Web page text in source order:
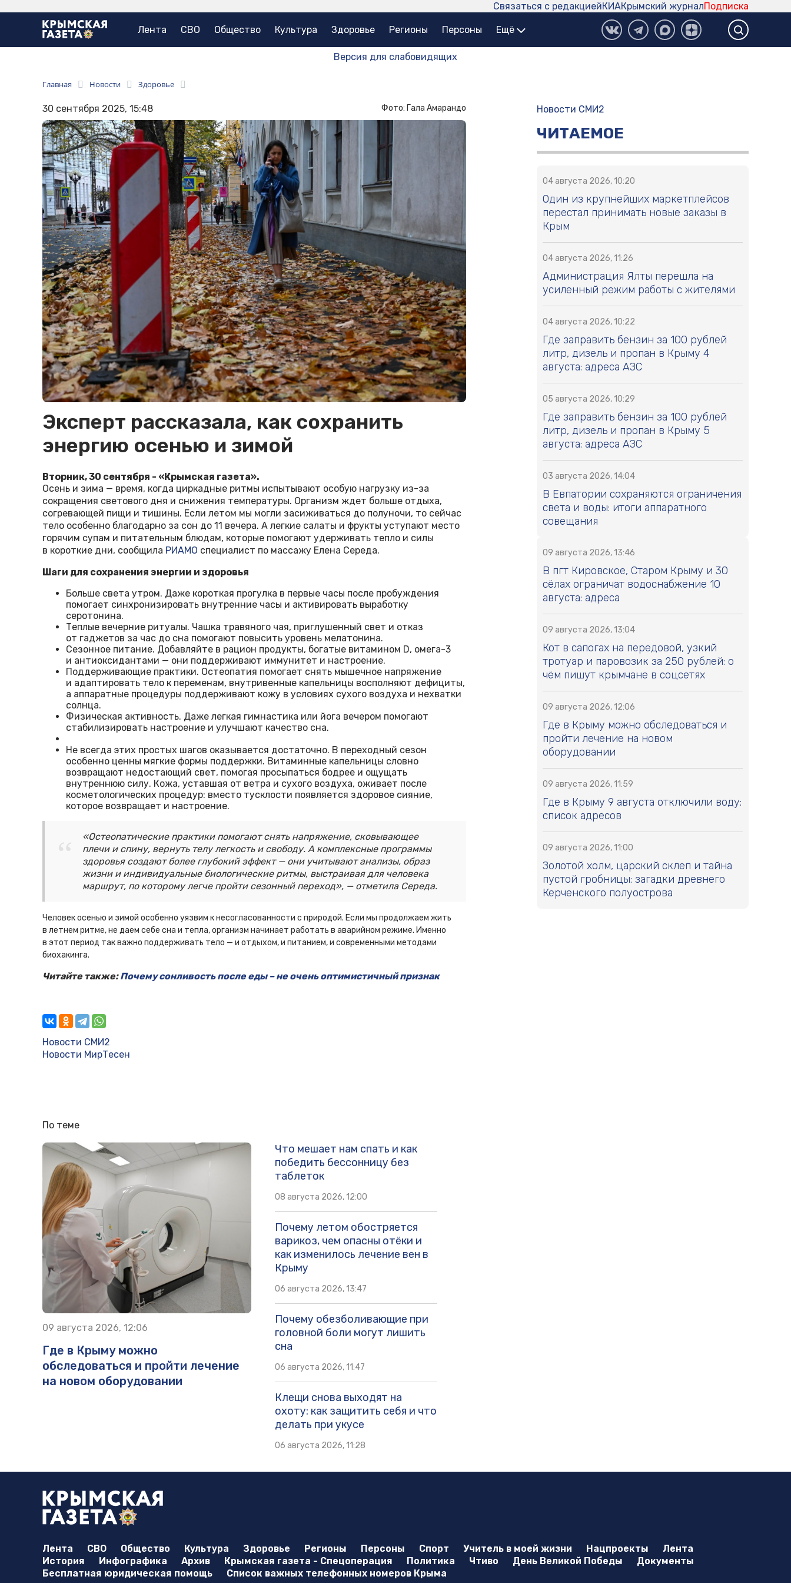
Подписка
Крымский журнал
КИА
Связаться с редакцией
Лента СВО Общество Культура Здоровье Регионы Персоны Ещё
Версия для слабовидящих
Главная Новости Здоровье
30 сентября 2025, 15:48 Фото: Гала Амарандо
Эксперт рассказала, как сохранить
энергию осенью и зимой
Вторник, 30 сентября - «Крымская газета».
Осень и зима — время, когда циркадные ритмы испытывают особую нагрузку из-за
сокращения светового дня и снижения температуры. Организм ждет больше отдыха,
согревающей пищи и тишины. Если летом мы могли засиживаться до полуночи, то сейчас
тело особенно благодарно за сон до 11 вечера. А легкие салаты и фрукты уступают место
горячим супам и питательным блюдам, которые помогают удерживать тепло и силы
в короткие дни, сообщила РИАМО специалист по массажу Елена Середа.
Шаги для сохранения энергии и здоровья
Больше света утром. Даже короткая прогулка в первые часы после пробуждения
помогает синхронизировать внутренние часы и активировать выработку
серотонина.
Теплые вечерние ритуалы. Чашка травяного чая, приглушенный свет и отказ
от гаджетов за час до сна помогают повысить уровень мелатонина.
Сезонное питание. Добавляйте в рацион продукты, богатые витамином D, омега-3
и антиоксидантами — они поддерживают иммунитет и настроение.
Поддерживающие практики. Остеопатия помогает снять мышечное напряжение
и адаптировать тело к переменам, внутривенные капельницы восполняют дефициты,
а аппаратные процедуры поддерживают кожу в условиях сухого воздуха и нехватки
солнца.
Физическая активность. Даже легкая гимнастика или йога вечером помогают
стабилизировать настроение и улучшают качество сна.
Не всегда этих простых шагов оказывается достаточно. В переходный сезон
особенно ценны мягкие формы поддержки. Витаминные капельницы словно
возвращают недостающий свет, помогая просыпаться бодрее и ощущать
внутреннюю силу. Кожа, уставшая от ветра и сухого воздуха, оживает после
косметологических процедур: вместо тусклости появляется здоровое сияние,
которое возвращает и настроение.
«Остеопатические практики помогают снять напряжение, сковывающее
плечи и спину, вернуть телу легкость и свободу. А комплексные программы
здоровья создают более глубокий эффект — они учитывают анализы, образ
жизни и индивидуальные биологические ритмы, выстраивая для человека
маршрут, по которому легче пройти сезонный переход», — отметила Середа.
Человек осенью и зимой особенно уязвим к несогласованности с природой. Если мы продолжаем жить
в летнем ритме, не даем себе сна и тепла, организм начинает работать в аварийном режиме. Именно
в этот период так важно поддерживать тело — и отдыхом, и питанием, и современными методами
биохакинга.
Читайте также:Почему сонливость после еды – не очень оптимистичный признак
Новости СМИ2
Новости МирТесен
По теме
09 августа 2026, 12:06
Где в Крыму можно
обследоваться и пройти лечение
на новом оборудовании
Что мешает нам спать и как
победить бессонницу без
таблеток
08 августа 2026, 12:00
Почему летом обостряется
варикоз, чем опасны отёки и
как изменилось лечение вен в
Крыму
06 августа 2026, 13:47
Почему обезболивающие при
головной боли могут лишить
сна
06 августа 2026, 11:47
Клещи снова выходят на
охоту: как защитить себя и что
делать при укусе
06 августа 2026, 11:28
Новости СМИ2
ЧИТАЕМОЕ
04 августа 2026, 10:20
Один из крупнейших маркетплейсов
перестал принимать новые заказы в
Крым
04 августа 2026, 11:26
Администрация Ялты перешла на
усиленный режим работы с жителями
04 августа 2026, 10:22
Где заправить бензин за 100 рублей
литр, дизель и пропан в Крыму 4
августа: адреса АЗС
05 августа 2026, 10:29
Где заправить бензин за 100 рублей
литр, дизель и пропан в Крыму 5
августа: адреса АЗС
03 августа 2026, 14:04
В Евпатории сохраняются ограничения
света и воды: итоги аппаратного
совещания
09 августа 2026, 13:46
В пгт Кировское, Старом Крыму и 30
сёлах ограничат водоснабжение 10
августа: адреса
09 августа 2026, 13:04
Кот в сапогах на передовой, узкий
тротуар и паровозик за 250 рублей: о
чём пишут крымчане в соцсетях
09 августа 2026, 12:06
Где в Крыму можно обследоваться и
пройти лечение на новом
оборудовании
09 августа 2026, 11:59
Где в Крыму 9 августа отключили воду:
список адресов
09 августа 2026, 11:00
Золотой холм, царский склеп и тайна
пустой гробницы: загадки древнего
Керченского полуострова
Лента СВО Общество Культура Здоровье Регионы Персоны Спорт Учитель в моей жизни Нацпроекты
Лента
История
Инфографика Архив Крымская газета - Спецоперация Политика Чтиво День Великой Победы
Документы
Бесплатная юридическая помощь
Список важных телефонных номеров Крыма